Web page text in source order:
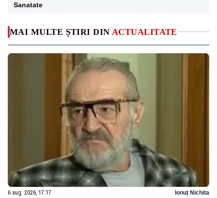
MAI MULTE ȘTIRI DIN ACTUALITATE
6 aug. 2026, 17:17 Ionuț Nichita
Sanatate